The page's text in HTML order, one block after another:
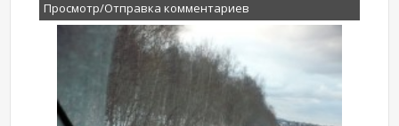
Просмотр/Отправка комментариев